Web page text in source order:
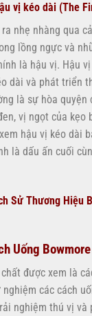
vị kéo dài (The
nhẹ nhàng qua
lồng ngực và
là hậu vị. Hậu
dài và phát triển
là sự hòa quyện
vị ngọt của kẹo
hậu vị kéo dài
là dấu ấn cuối
Sử Thương Hiệu
Uống
được xem là
các cách
nghiệm thú vị và